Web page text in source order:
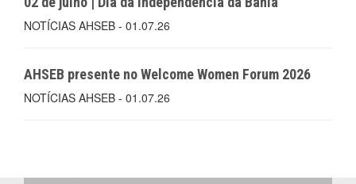
NOTÍCIAS AHSEB - 01.07.26
AHSEB presente no Welcome Women Forum 2026
NOTÍCIAS AHSEB - 01.07.26